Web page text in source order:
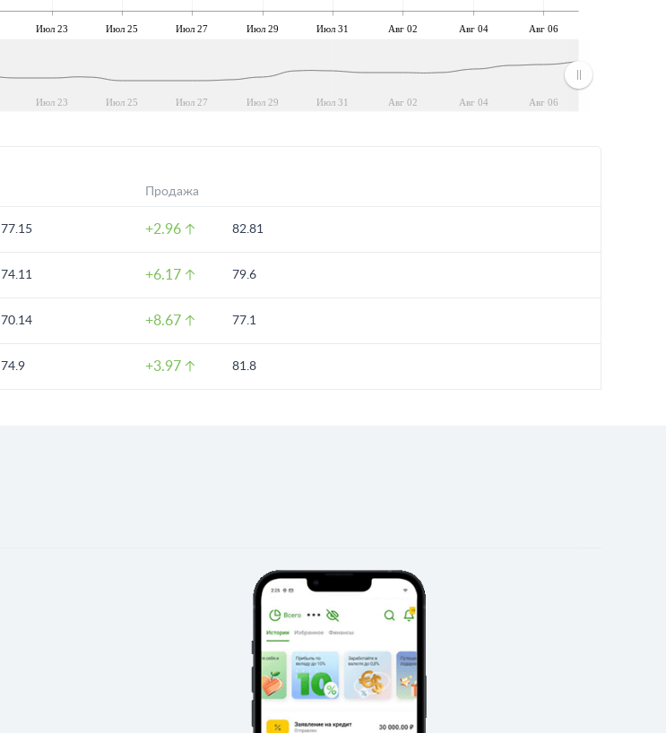
Июл 23 Июл 25 Июл 27 Июл 29 Июл 31 Авг 02 Авг 04 Авг 06
Июл 23 Июл 25 Июл 27 Июл 29 Июл 31 Авг 02 Авг 04 Авг 06
Продажа
77.15 +2.96 82.81
74.11 +6.17 79.6
70.14 +8.67 77.1
74.9 +3.97 81.8